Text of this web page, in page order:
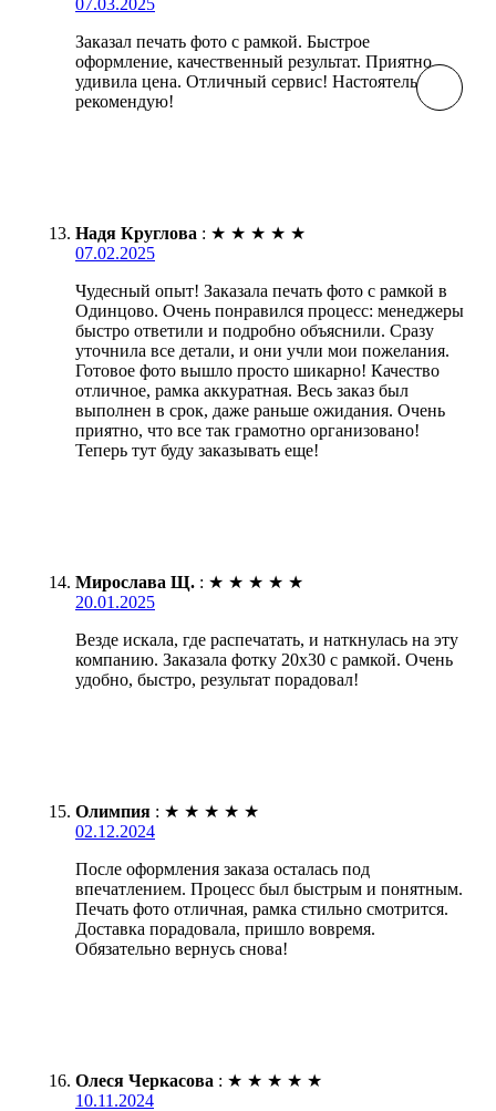
Заказал печать фото с рамкой. Быстрое
оформление, качественный результат. Приятно
удивила цена. Отличный сервис! Настоятельно
рекомендую!
Надя Круглова : ★ ★ ★ ★ ★
07.02.2025
Чудесный опыт! Заказала печать фото с рамкой в
Одинцово. Очень понравился процесс: менеджеры
быстро ответили и подробно объяснили. Сразу
уточнила все детали, и они учли мои пожелания.
Готовое фото вышло просто шикарно! Качество
отличное, рамка аккуратная. Весь заказ был
выполнен в срок, даже раньше ожидания. Очень
приятно, что все так грамотно организовано!
Теперь тут буду заказывать еще!
Мирослава Щ. : ★ ★ ★ ★ ★
20.01.2025
Везде искала, где распечатать, и наткнулась на эту
компанию. Заказала фотку 20х30 с рамкой. Очень
удобно, быстро, результат порадовал!
Олимпия : ★ ★ ★ ★ ★
02.12.2024
После оформления заказа осталась под
впечатлением. Процесс был быстрым и понятным.
Печать фото отличная, рамка стильно смотрится.
Доставка порадовала, пришло вовремя.
Обязательно вернусь снова!
Олеся Черкасова : ★ ★ ★ ★ ★
10.11.2024